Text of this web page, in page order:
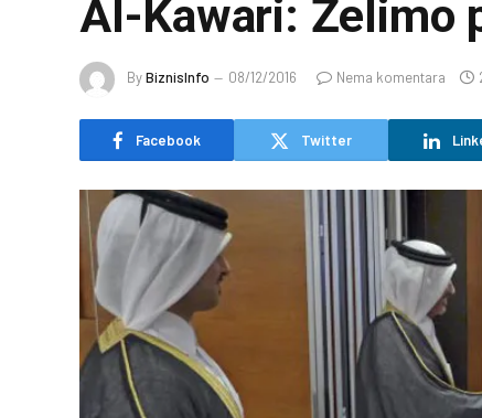
Al-Kawari: Želimo
ByBiznisInfo 08/12/2016 Nema komentara
Facebook Twitter